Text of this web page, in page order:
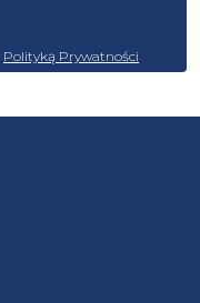
Polityką Prywatności